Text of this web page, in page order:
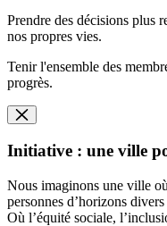
Prendre des décisions plus
nos propres vies.
Tenir l'ensemble des
progrès.
Initiative : une ville
Nous imaginons une ville
personnes d’horizons
Où l’équité sociale,